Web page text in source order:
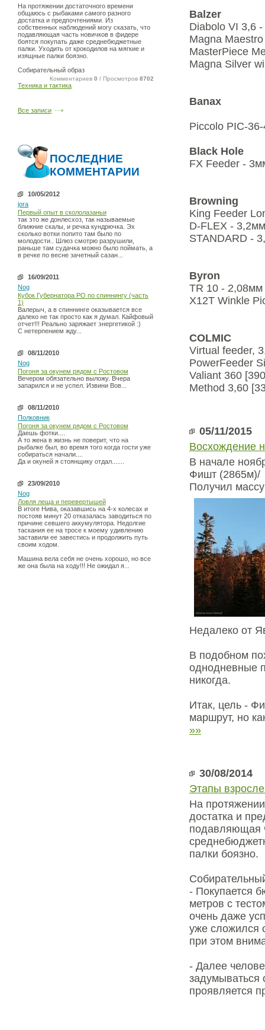
На протяжении достаточного времени
общаюсь с рыбаками самого разного
достатка и предпочтениями. Из
собственных наблюдений могу сказать, что
подавляющая часть новичков в фидере
боятся покупать даже среднебюджетные
палки. Уходить от крокодилов на мягкие и
изящные палки боязно.
Собирательный образ
Комментариев 0 / Просмотров 8702
Техника и тактика
Все записи
ПОСЛЕДНИЕ
КОММЕНТАРИИ
10/05/2012
jora
Первый опыт в скололазаньи
так это же донлесхоз, так называемые
ближние скалы, и речка кундрючка. Эх
сколько вотки попито там было по
молодости.. Шлюз смотрю разрушили,
раньше там судачка можно было поймать, а
в речке по весне зачетный сазан...
16/09/2011
Nog
Кубок Губернатора РО по спиннингу (часть
1)
Валерыч, а в спиннинге оказывается все
далеко не так просто как я думал. Кайфовый
отчет!!! Реально заряжает энергетикой :)
С нетерпением жду...
08/11/2010
Nog
Погоня за окунем рядом с Ростовом
Вечером обязательно выложу. Вчера
запарился и не успел. Извини Вов...
08/11/2010
Полковник
Погоня за окунем рядом с Ростовом
Даешь фотки....
А то жена в жизнь не поверит, что на
рыбалке был, во время того когда гости уже
собираться начали....
Да и окуней я стоянщику отдал.......
23/09/2010
Nog
Ловля леща и перевертышей
В итоге Нива, оказавшись на 4-х колесах и
постояв минут 20 отказалась заводиться по
причине севшего аккумулятора. Недолгие
таскания ее на тросе к моему удивлению
заставили ее завестись и продолжить путь
своим ходом.
Машина вела себя не очень хорошо, но все
же она была на ходу!!! Не ожидал я...
Balzer
Diabolo VI 3,6
Magna
MasterPiece
Magna Silver
Banax
Piccolo PIC-
Black Hole
FX Feeder -
Browning
King Feeder
D-FLEX - 3,2мм
STANDARD -
Byron
TR 10 - 2,08мм
X12T Winkle
COLMIC
Virtual feeder,
PowerFeeder
Valiant 360
Method 3,60
05/11/2015
Восхождение
В начале
Фишт (2865м)/
Получил
Недалеко от
В подобном
однодневные
никогда.
Итак, цель -
маршрут, но
»»
30/08/2014
Этапы
На
достатка и
подавляющая
палки боязно.
- Покупается
метров с
очень даже
уже сложился
при этом
- Далее
задумываться
проявляется